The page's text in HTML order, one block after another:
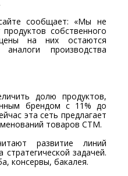
сообщает: «Мы не
собственного
на них остаются
производства
долю продуктов,
брендом с 11% до
эта сеть предлагает
товаров СТМ.
развитие линий
стратегической задачей.
консервы, бакалея.